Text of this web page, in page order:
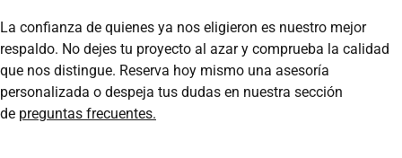
La confianza de quienes ya nos eligieron es nuestro mejor
respaldo. No dejes tu proyecto al azar y comprueba la calidad
que nos distingue. Reserva hoy mismo una asesoría
personalizada o despeja tus dudas en nuestra sección
de preguntas frecuentes.